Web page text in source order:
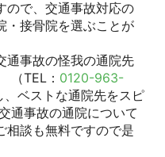
ので、交通事故対応の
・接骨院を選ぶことが
通事故の怪我の通院先
（TEL： 0120-963-
ベストな通院先をスピ
通事故の通院について
相談も無料ですので是